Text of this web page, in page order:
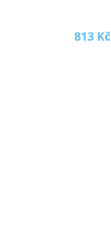
813 Kč